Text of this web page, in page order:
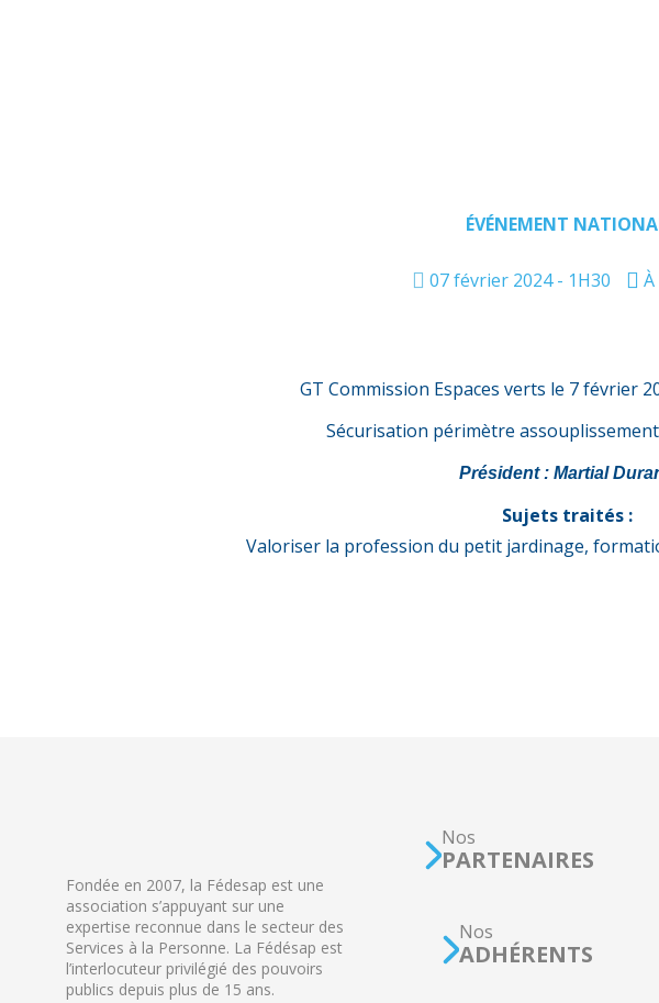
ÉVÉNEMENT
07 février 2024 - 1H30
GT Commission Espaces verts le 7 février
Sécurisation périmètre
Président : Martial
Sujets traités :
Valoriser la profession du petit jardinage,
Fondée en 2007, la Fédesap est une
association s’appuyant sur une
expertise reconnue dans le secteur des
Services à la Personne. La Fédésap est
l’interlocuteur privilégié des pouvoirs
publics depuis plus de 15 ans.
Nos
PARTENAIRES
Nos
ADHÉRENTS